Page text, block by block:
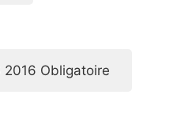
2016 Obligatoire